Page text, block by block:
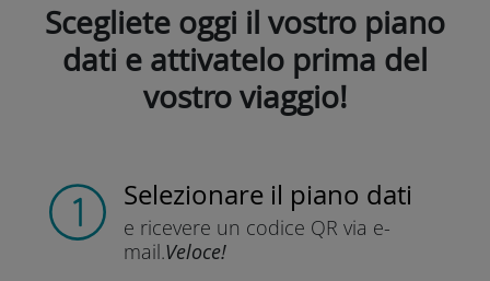
Scegliete oggi il vostro piano
dati e attivatelo prima del
vostro viaggio!
Selezionare il piano dati
e ricevere un codice QR via e-
mail.Veloce!